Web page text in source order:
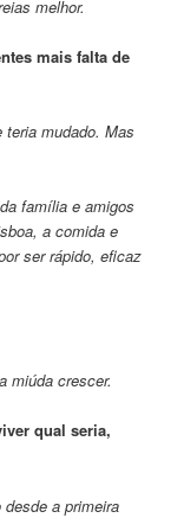
melhor.
mais falta de
mudado. Mas
família e amigos
a comida e
ser rápido, eficaz
miúda crescer.
qual seria,
a primeira